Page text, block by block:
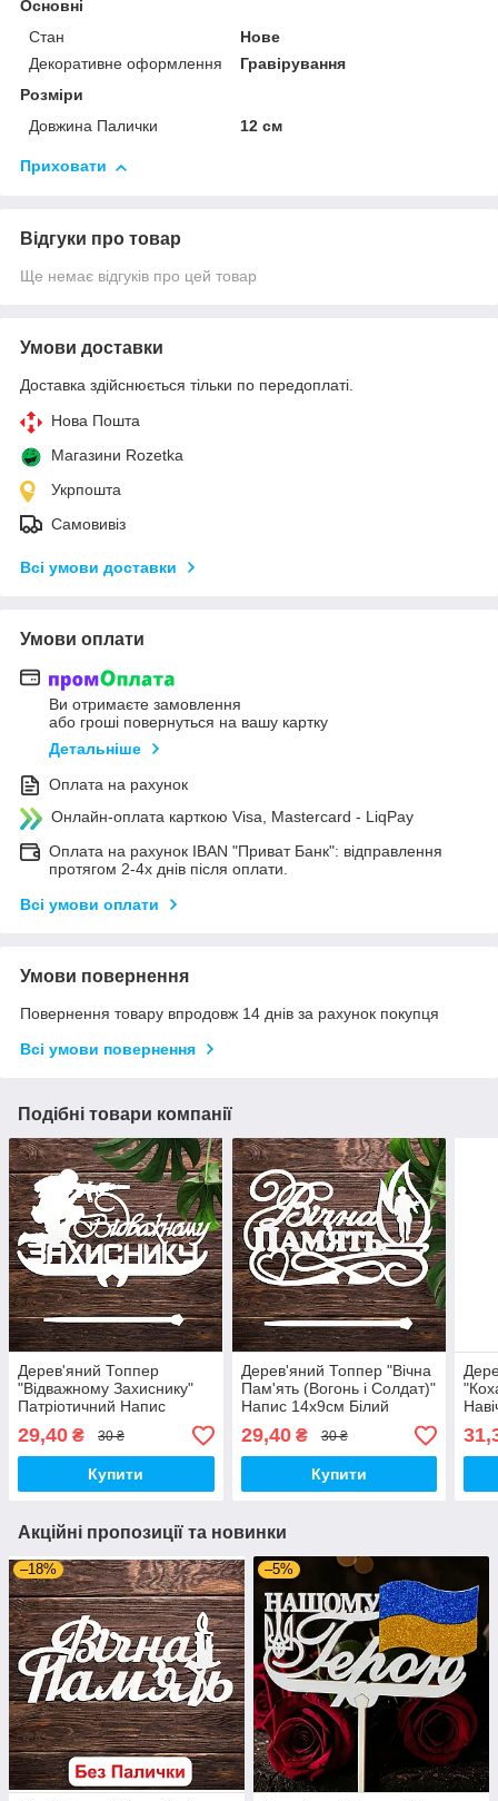
Основні
Стан
Нове
Декоративне оформлення
Гравірування
Розміри
Довжина Палички
12 см
Приховати
Відгуки про товар
Ще немає відгуків про цей товар
Умови доставки
Доставка здійснюється тільки по передоплаті.
Нова Пошта
Магазини Rozetka
Укрпошта
Самовивіз
Всі умови доставки
Умови оплати
Ви отримаєте замовлення
або гроші повернуться на вашу картку
Детальніше
Оплата на рахунок
Онлайн-оплата карткою Visa, Mastercard - LiqPay
Оплата на рахунок IBAN "Приват Банк": відправлення
протягом 2-4х днів після оплати.
Всі умови оплати
Умови повернення
Повернення товару впродовж 14 днів за рахунок покупця
Всі умови повернення
Подібні товари компанії
Дерев'яний Топпер
"Відважному Захиснику"
Патріотичний Напис
14х9см Білий Топер для
Торта, у Букет Квіти
Фігурка Герою України
29,40 ₴ 30 ₴
Купити
Дерев'яний Топпер "Вічна
Пам'ять (Вогонь і Солдат)"
Напис 14х9см Білий
Топер для Торта, у Букет
Квіти Фігурка Назавжди в
Серцях
29,40₴ 30 ₴
Купити
Акційні пропозиції та новинки
–18% –5%